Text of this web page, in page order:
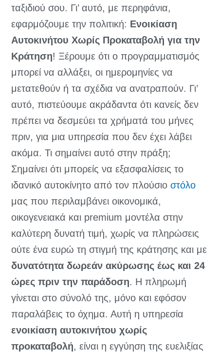
ταξιδιού σου. Γι’ αυτό, με περηφάνια,
εφαρμόζουμε την πολιτική: Ενοικίαση
Αυτοκινήτου Χωρίς Προκαταβολή για την
Κράτηση! Ξέρουμε ότι ο προγραμματισμός
μπορεί να αλλάξει, οι ημερομηνίες να
μετατεθούν ή τα σχέδια να ανατραπούν. Γι’
αυτό, πιστεύουμε ακράδαντα ότι κανείς δεν
πρέπει να δεσμεύει τα χρήματά του μήνες
πριν, για μια υπηρεσία που δεν έχει λάβει
ακόμα. Τι σημαίνει αυτό στην πράξη;
Σημαίνει ότι μπορείς να εξασφαλίσεις το
ιδανικό αυτοκίνητο από τον πλούσιο στόλο
μας που περιλαμβάνει οικονομικά,
οικογενειακά και premium μοντέλα στην
καλύτερη δυνατή τιμή, χωρίς να πληρώσεις
ούτε ένα ευρώ τη στιγμή της κράτησης και με
δυνατότητα δωρεάν ακύρωσης έως και 24
ώρες πριν την παράδοση. Η πληρωμή
γίνεται στο σύνολό της, μόνο και εφόσον
παραλάβεις το όχημα. Αυτή η υπηρεσία
ενοικίαση αυτοκινήτου χωρίς
προκαταβολή, είναι η εγγύηση της ευελιξίας